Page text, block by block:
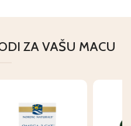
ZA VAŠU MACU